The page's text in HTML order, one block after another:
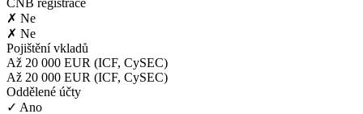
✗ Ne
✗ Ne
Pojištění vkladů
Až 20 000 EUR (ICF, CySEC)
Až 20 000 EUR (ICF, CySEC)
Oddělené účty
✓ Ano